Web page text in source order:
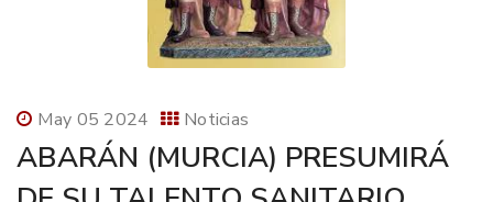
May 05 2024 Noticias
ABARÁN (MURCIA) PRESUMIRÁ